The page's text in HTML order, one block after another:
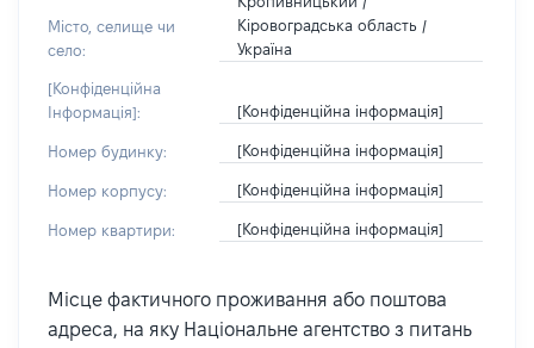
Місто, селище чи
село:
Кіровоградська область /
Україна
[Конфіденційна
Інформація]:
[Конфіденційна інформація]
Номер будинку: [Конфіденційна інформація]
Номер корпусу: [Конфіденційна інформація]
Номер квартири: [Конфіденційна інформація]
Місце фактичного проживання або поштова
адреса, на яку Національне агентство з питань